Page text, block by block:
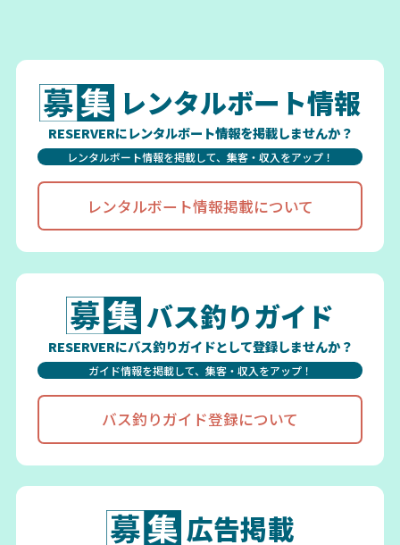
レンタルボート情報
RESERVERにレンタルボート情報を掲載しませんか？
レンタルボート情報を掲載して、集客・収入をアップ！
レンタルボート情報掲載について
バス釣りガイド
RESERVERにバス釣りガイドとして登録しませんか？
ガイド情報を掲載して、集客・収入をアップ！
バス釣りガイド登録について
広告掲載